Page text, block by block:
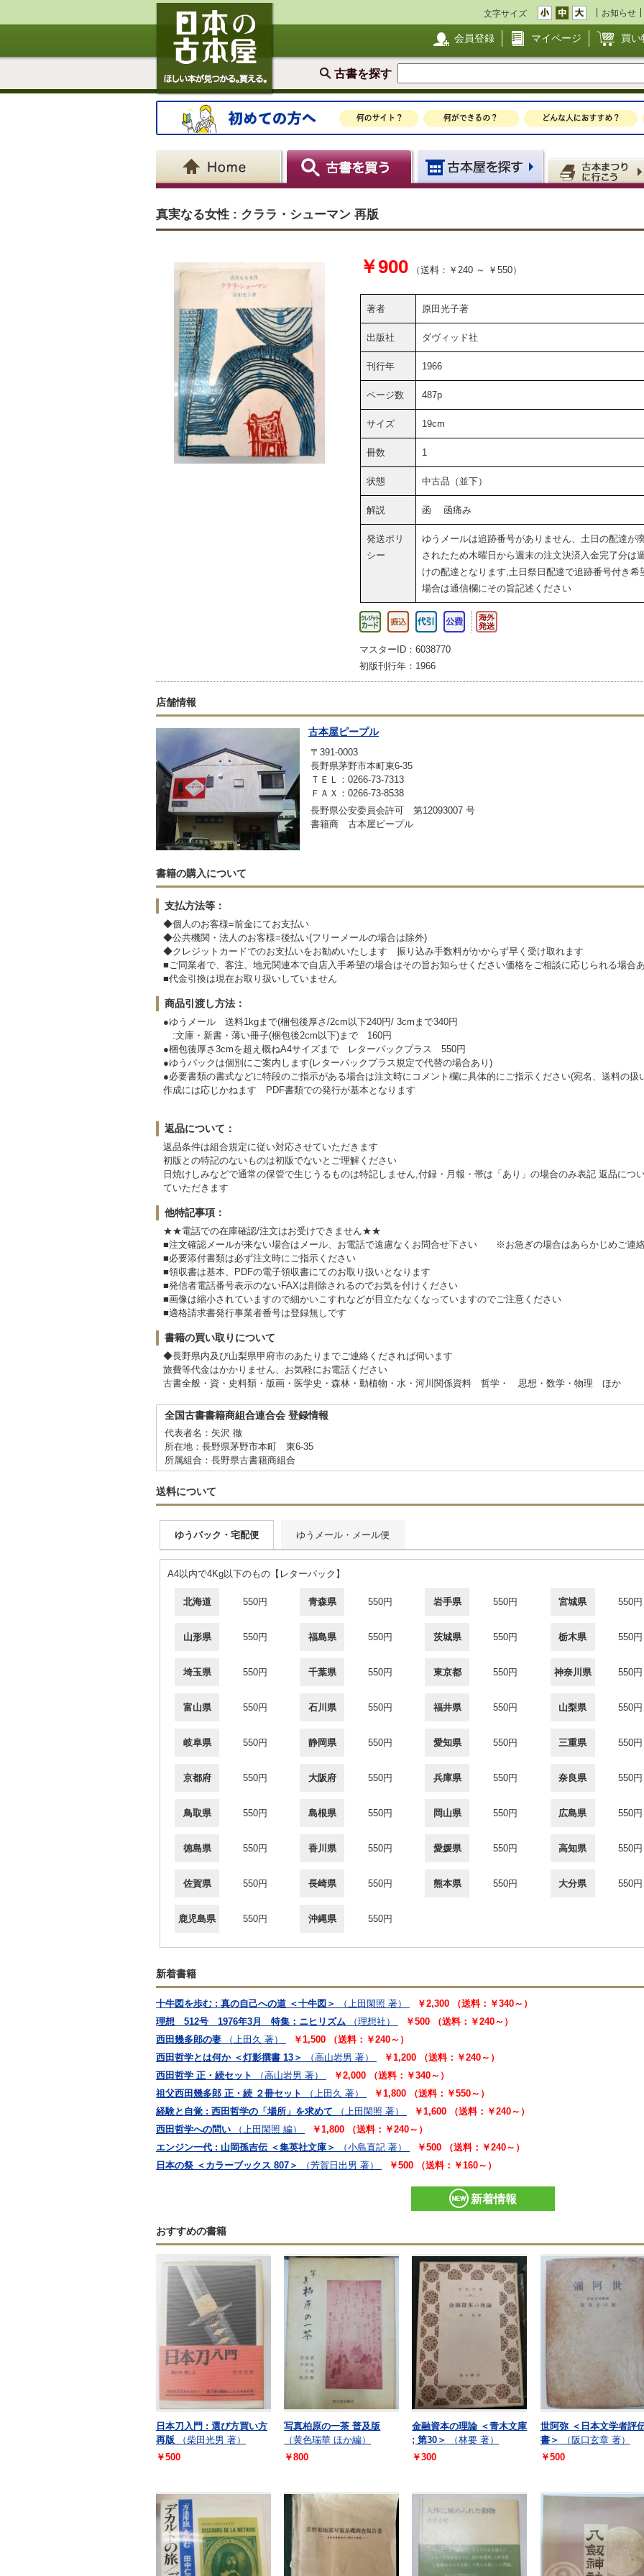
文字サイズ お知らせ
会員登録 マイページ 買い
古書を探す
真実なる女性 : クララ・シューマン 再版
￥900 （送料：￥240 ～ ￥550）
著者 原田光子著
出版社 ダヴィッド社
刊行年 1966
ページ数 487p
サイズ 19cm
冊数 1
状態 中古品（並下）
解説 函 函痛み
発送ポリ
シー
ゆうメールは追跡番号がありません、土日の配達が
されたため木曜日から週末の注文決済入金完了分は
けの配達となります,土日祭日配達で追跡番号付き希
場合は通信欄にその旨記述ください
マスターID：6038770
初版刊行年：1966
店舗情報
古本屋ピープル
〒391-0003
長野県茅野市本町東6-35
ＴＥＬ：0266-73-7313
ＦＡＸ：0266-73-8538
長野県公安委員会許可 第12093007 号
書籍商 古本屋ピープル
書籍の購入について
支払方法等：
◆個人のお客様=前金にてお支払い
◆公共機関・法人のお客様=後払い(フリーメールの場合は除外)
◆クレジットカードでのお支払いをお勧めいたします 振り込み手数料がかからず早く受け取れます
■ご同業者で、客注、地元関連本で自店入手希望の場合はその旨お知らせください価格をご相談に応じられる場合
■代金引換は現在お取り扱いしていません
商品引渡し方法：
●ゆうメール 送料1kgまで(梱包後厚さ/2cm以下240円/ 3cmまで340円
:文庫・新書・薄い冊子(梱包後2cm以下)まで 160円
●梱包後厚さ3cmを超え概ねA4サイズまで レターパックプラス 550円
●ゆうパックは個別にご案内します(レターパックプラス規定で代替の場合あり)
●必要書類の書式などに特段のご指示がある場合は注文時にコメント欄に具体的にご指示ください(宛名、送料の
作成には応じかねます PDF書類での発行が基本となります
返品について：
返品条件は組合規定に従い対応させていただきます
初版との特記のないものは初版でないとご理解ください
日焼けしみなどで通常の保管で生じうるものは特記しません,付録・月報・帯は「あり」の場合のみ表記 返品につ
ていただきます
他特記事項：
★★電話での在庫確認/注文はお受けできません★★
■注文確認メールが来ない場合はメール、お電話で遠慮なくお問合せ下さい ※お急ぎの場合はあらかじめご連
■必要添付書類は必ず注文時にご指示ください
■領収書は基本、PDFの電子領収書にてのお取り扱いとなります
■発信者電話番号表示のないFAXは削除されるのでお気を付けください
■画像は縮小されていますので細かいこすれなどが目立たなくなっていますのでご注意ください
■適格請求書発行事業者番号は登録無しです
書籍の買い取りについて
◆長野県内及び山梨県甲府市のあたりまでご連絡くだされば伺います
旅費等代金はかかりません、お気軽にお電話ください
古書全般・資・史料類・版画・医学史・森林・動植物・水・河川関係資料 哲学・ 思想・数学・物理 ほか
全国古書書籍商組合連合会 登録情報
代表者名：矢沢 徹
所在地：長野県茅野市本町 東6-35
所属組合：長野県古書籍商組合
送料について
ゆうパック・宅配便 ゆうメール・メール便
A4以内で4Kg以下のもの【レターパック】
北海道 550円 青森県 550円 岩手県 550円 宮城県 550円
山形県 550円 福島県 550円 茨城県 550円 栃木県 550円
埼玉県 550円 千葉県 550円 東京都 550円 神奈川県 550円
富山県 550円 石川県 550円 福井県 550円 山梨県 550円
岐阜県 550円 静岡県 550円 愛知県 550円 三重県 550円
京都府 550円 大阪府 550円 兵庫県 550円 奈良県 550円
鳥取県 550円 島根県 550円 岡山県 550円 広島県 550円
徳島県 550円 香川県 550円 愛媛県 550円 高知県 550円
佐賀県 550円 長崎県 550円 熊本県 550円 大分県 550円
鹿児島県 550円 沖縄県 550円
新着書籍
十牛図を歩む : 真の自己への道 ＜十牛図＞ （上田閑照 著）
￥2,300 （送料：￥340～）
理想 512号 1976年3月 特集：ニヒリズム
（理想社）
￥500 （送料：￥240～）
西田幾多郎の妻
（上田久 著）
￥1,500 （送料：￥240～）
西田哲学とは何か ＜灯影撰書 13＞
（高山岩男 著）
￥1,200 （送料：￥240～）
西田哲学 正・続セット
（高山岩男 著）
￥2,000 （送料：￥340～）
祖父西田幾多郎 正・続 ２冊セット
（上田久 著）
￥1,800 （送料：￥550～）
経験と自覚 : 西田哲学の「場所」を求めて
（上田閑照 著）
￥1,600 （送料：￥240～）
西田哲学への問い
（上田閑照 編）
￥1,800 （送料：￥240～）
エンジン一代 : 山岡孫吉伝 ＜集英社文庫＞
（小島直記 著）
￥500 （送料：￥240～）
日本の祭 ＜カラーブックス 807＞
（芳賀日出男 著） ￥500 （送料：￥160～）
新着情報
おすすめの書籍
日本刀入門 : 選び方買い方
再版
（柴田光男 著）
￥500
写真柏原の一茶 普及版
（黄色瑞華 ほか編）
￥800
金融資本の理論 ＜青木文庫
; 第30＞
（林要 著）
￥300
世阿弥 ＜日本文学者評
書＞
（阪口玄章 著）
￥500